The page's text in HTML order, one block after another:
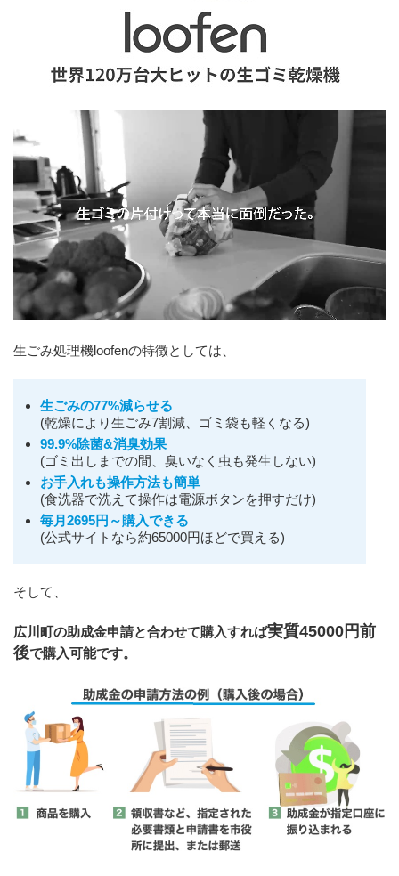
生ごみ処理機loofenの特徴としては、
生ごみの77%減らせる
(乾燥により生ごみ7割減、ゴミ袋も軽くなる)
99.9%除菌&消臭効果
(ゴミ出しまでの間、臭いなく虫も発生しない)
お手入れも操作方法も簡単
(食洗器で洗えて操作は電源ボタンを押すだけ)
毎月2695円～購入できる
(公式サイトなら約65000円ほどで買える)
そして、
広川町の助成金申請と合わせて購入すれば実質45000円前
後で購入可能です。